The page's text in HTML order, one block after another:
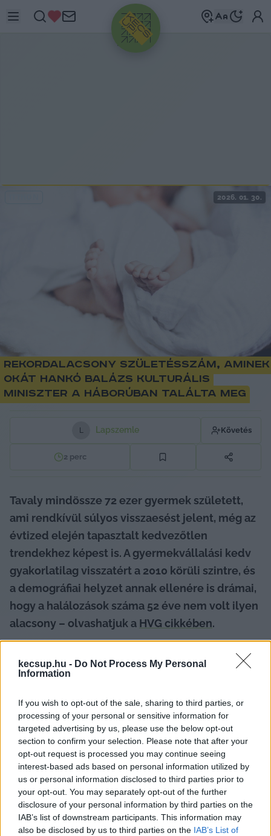
kecsup.hu - Do Not Process My Personal
Information
If you wish to opt-out of the sale, sharing to third parties, or
processing of your personal or sensitive information for
targeted advertising by us, please use the below opt-out
section to confirm your selection. Please note that after your
opt-out request is processed you may continue seeing
interest-based ads based on personal information utilized by
us or personal information disclosed to third parties prior to
your opt-out. You may separately opt-out of the further
disclosure of your personal information by third parties on the
IAB’s list of downstream participants. This information may
also be disclosed by us to third parties on the IAB’s List of
HIRDETÉS
2026. 01. 30.
Rekordalacsony születésszám, aminek
okát Hankó Balázs kulturális
miniszter a háborúban találta meg
L Lapszemle Követés
2perc
Tavaly mindössze 72 ezer gyermek született,
ami rendkívül súlyos visszaesést jelent, még az
évtized elején tapasztalt kedvezőtlen
trendekhez képest is. A gyermekvállalási kedv
gyakorlatilag visszatért a 2010 körüli szintre, és
a demográfiai helyzet annak ellenére is drámai,
hogy a halálozások száma 52 éve nem volt ilyen
alacsony – olvashatjuk a HVG cikkében.
különösen rossz évnek, ha a születések száma
ezer újszülöttet regisztráltak. Ugyanebben az
évben 124 200-an haltak meg Magyarországon. A
KSH becslése szerint a bevándorlók száma
mintegy kétezerrel haladta meg az
elvándorlókét, így
az ország népessége 2026
első napjára 9 millió 489 ezer főre csökkent